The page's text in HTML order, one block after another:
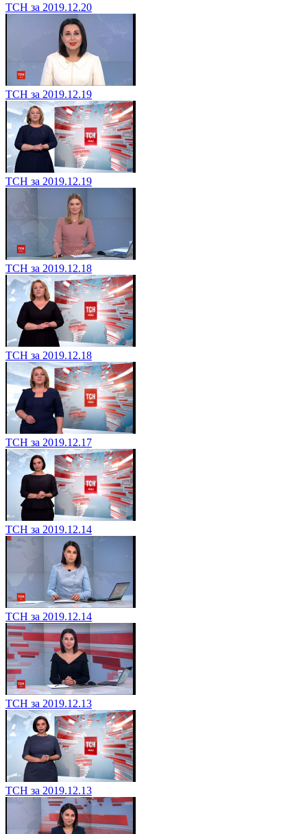
ТСН за 2019.12.20
ТСН за 2019.12.19
ТСН за 2019.12.19
ТСН за 2019.12.18
ТСН за 2019.12.18
ТСН за 2019.12.17
ТСН за 2019.12.14
ТСН за 2019.12.14
ТСН за 2019.12.13
ТСН за 2019.12.13